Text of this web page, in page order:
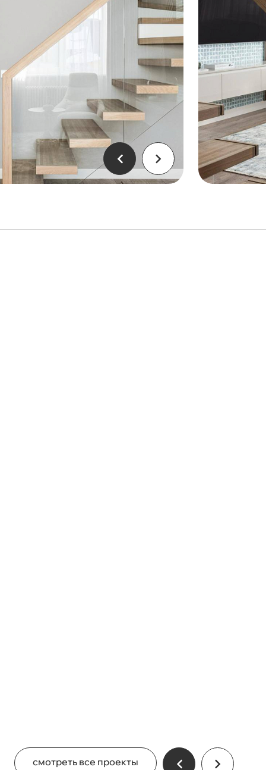
смотреть все проекты